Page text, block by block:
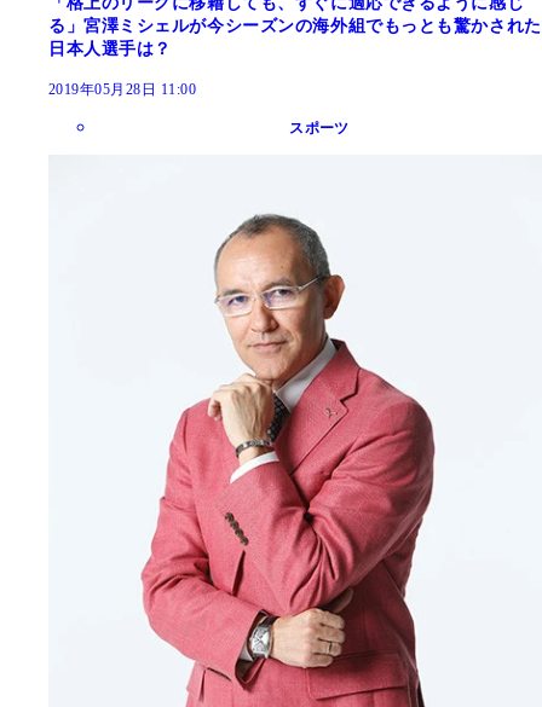
る」宮澤ミシェルが今シーズンの海外組でもっとも驚かされた
日本人選手は？
2019年05月28日 11:00
スポーツ